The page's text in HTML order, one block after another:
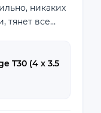
никаких
тянет все
T30 (4 x 3.5